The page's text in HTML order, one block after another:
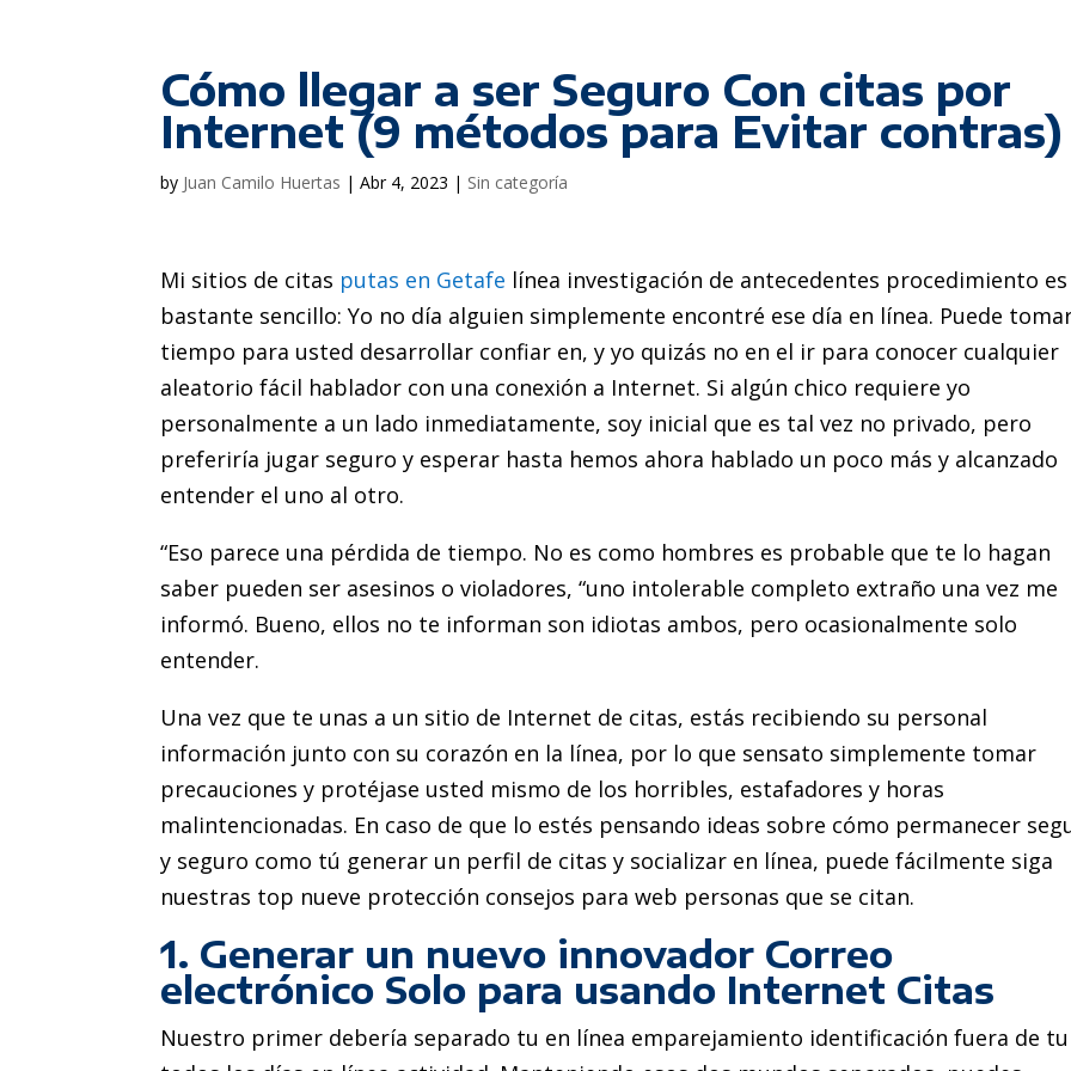
Cómo llegar a ser Seguro Con citas por
Internet (9 métodos para Evitar contras)
by Juan Camilo Huertas |Abr 4, 2023 | Sin categoría
Mi sitios de citas putas en Getafe línea investigación de antecedentes procedimiento es
bastante sencillo: Yo no día alguien simplemente encontré ese día en línea. Puede
tiempo para usted desarrollar confiar en, y yo quizás no en el ir para conocer cualquier
aleatorio fácil hablador con una conexión a Internet. Si algún chico requiere yo
personalmente a un lado inmediatamente, soy inicial que es tal vez no privado, pero
preferiría jugar seguro y esperar hasta hemos ahora hablado un poco más y alcanzado
entender el uno al otro.
“Eso parece una pérdida de tiempo. No es como hombres es probable que te lo hagan
saber pueden ser asesinos o violadores, “uno intolerable completo extraño una vez me
informó. Bueno, ellos no te informan son idiotas ambos, pero ocasionalmente solo
entender.
Una vez que te unas a un sitio de Internet de citas, estás recibiendo su personal
información junto con su corazón en la línea, por lo que sensato simplemente tomar
precauciones y protéjase usted mismo de los horribles, estafadores y horas
malintencionadas. En caso de que lo estés pensando ideas sobre cómo permanecer
y seguro como tú generar un perfil de citas y socializar en línea, puede fácilmente siga
nuestras top nueve protección consejos para web personas que se citan.
1. Generar un nuevo innovador Correo
electrónico Solo para usando Internet Citas
Nuestro primer debería separado tu en línea emparejamiento identificación fuera de tu